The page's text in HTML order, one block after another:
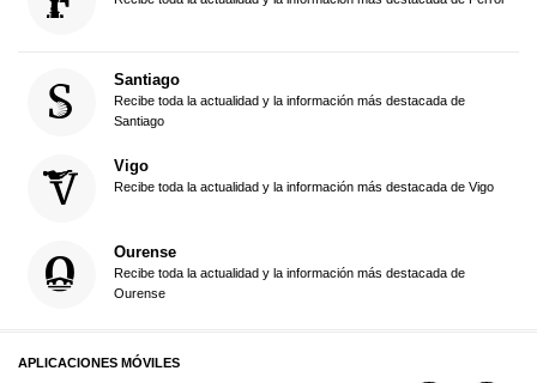
Santiago
Recibe toda la actualidad y la información más destacada de
Santiago
Vigo
Recibe toda la actualidad y la información más destacada de Vigo
Ourense
Recibe toda la actualidad y la información más destacada de
Ourense
APLICACIONES MÓVILES